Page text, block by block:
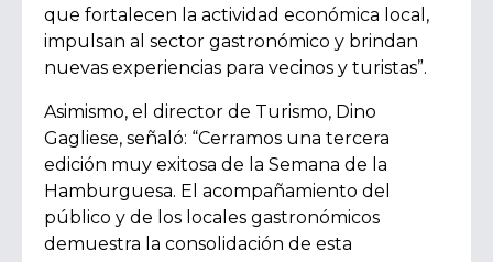
que fortalecen la actividad económica local,
impulsan al sector gastronómico y brindan
nuevas experiencias para vecinos y turistas”.
Asimismo, el director de Turismo, Dino
Gagliese, señaló: “Cerramos una tercera
edición muy exitosa de la Semana de la
Hamburguesa. El acompañamiento del
público y de los locales gastronómicos
demuestra la consolidación de esta